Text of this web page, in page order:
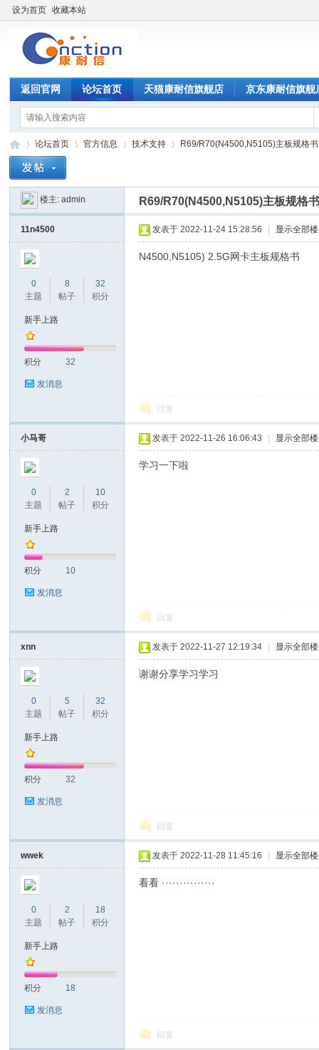
设为首页 收藏本站
返回官网 论坛首页 天猫康耐信旗舰店 京东康耐信旗舰
(C
»
论坛首页
›
官方信息 技术支持
›
R69/R70(N4500,N5105)主板规格
楼主:admin R69/R70(N4500,N5105)主板规格
11n4500
0
主题
8
帖子
32
积分
新手上路
积分 32
发消息
发表于 2022-11-24 15:28:56 显示全部
N4500,N5105) 2.5G网卡主板规格书
回复
小马哥
0
主题
2
帖子
10
积分
新手上路
积分 10
发消息
发表于 2022-11-26 16:06:43 显示全部
学习一下啦
回复
xnn
0
主题
5
帖子
32
积分
新手上路
积分 32
发消息
发表于 2022-11-27 12:19:34 显示全部
谢谢分享学习学习
回复
wwek
0
主题
2
帖子
18
积分
新手上路
积分 18
发消息
发表于 2022-11-28 11:45:16 显示全部
看看 ···············
回复